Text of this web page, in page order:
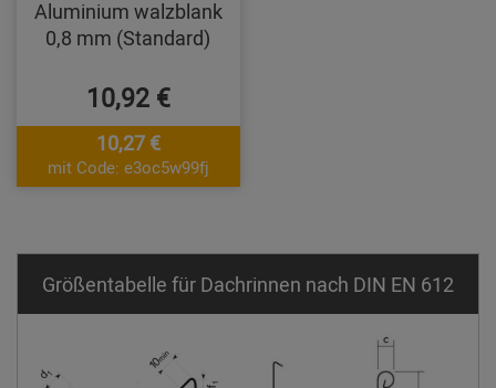
Aluminium walzblank
0,8 mm (Standard)
10,92 €
10,27 €
mit Code: e3oc5w99fj
Größentabelle für Dachrinnen nach DIN EN 612